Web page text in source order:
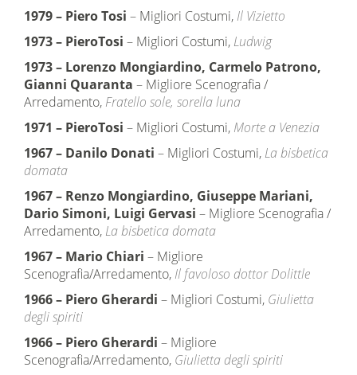
1979– Piero Tosi – Migliori Costumi, Il Vizietto
1973– PieroTosi – Migliori Costumi, Ludwig
1973– Lorenzo Mongiardino, Carmelo Patrono,
Gianni Quaranta – Migliore Scenografia /
Arredamento, Fratello sole, sorella luna
1971 – PieroTosi – Migliori Costumi, Morte a Venezia
1967– Danilo Donati – Migliori Costumi, La bisbetica
domata
1967– Renzo Mongiardino, Giuseppe Mariani,
Dario Simoni, Luigi Gervasi – Migliore Scenografia /
Arredamento, La bisbetica domata
1967– Mario Chiari – Migliore
Scenografia/Arredamento, Il favoloso dottor Dolittle
1966– Piero Gherardi – Migliori Costumi, Giulietta
degli spiriti
1966– Piero Gherardi – Migliore
Scenografia/Arredamento, Giulietta degli spiriti